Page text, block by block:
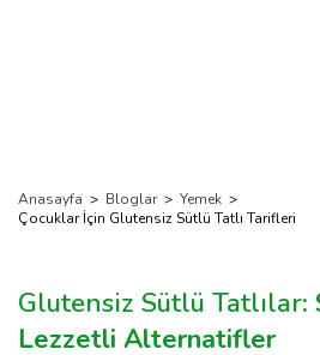
Anasayfa > Bloglar > Yemek >
Çocuklar İçin Glutensiz Sütlü Tatlı Tarifleri
Glutensiz Sütlü Tatlılar:
Lezzetli Alternatifler